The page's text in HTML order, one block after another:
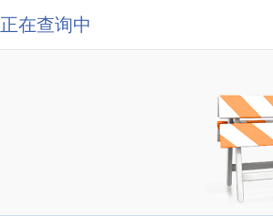
正在查询中